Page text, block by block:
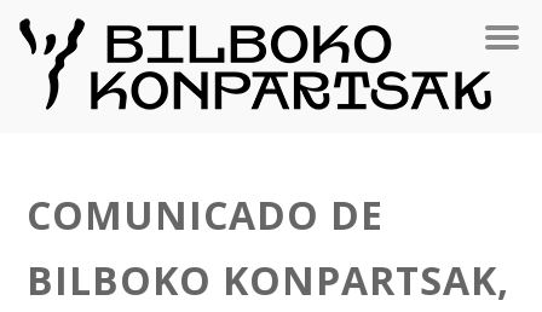
COMUNICADO DE
BILBOKO KONPARTSAK,